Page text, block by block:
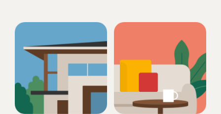
株式会社オートバックスセブン
WOOD DESIGN賞受賞
KNOCKS ゆめが丘
相鉄不動産株式会社
COFI木造建築デザインアワード受賞
特別養護老人ホーム新田楽生苑
社会福祉法人新生福祉会